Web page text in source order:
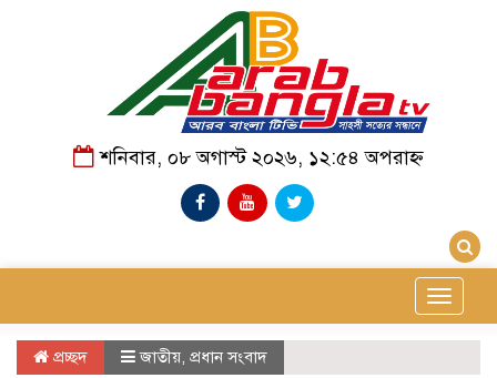
শনিবার, ০৮ অগাস্ট ২০২৬, ১২:৫৪ অপরাহ্ন
Toggle
প্রচ্ছদ জাতীয়, প্রধান সংবাদ